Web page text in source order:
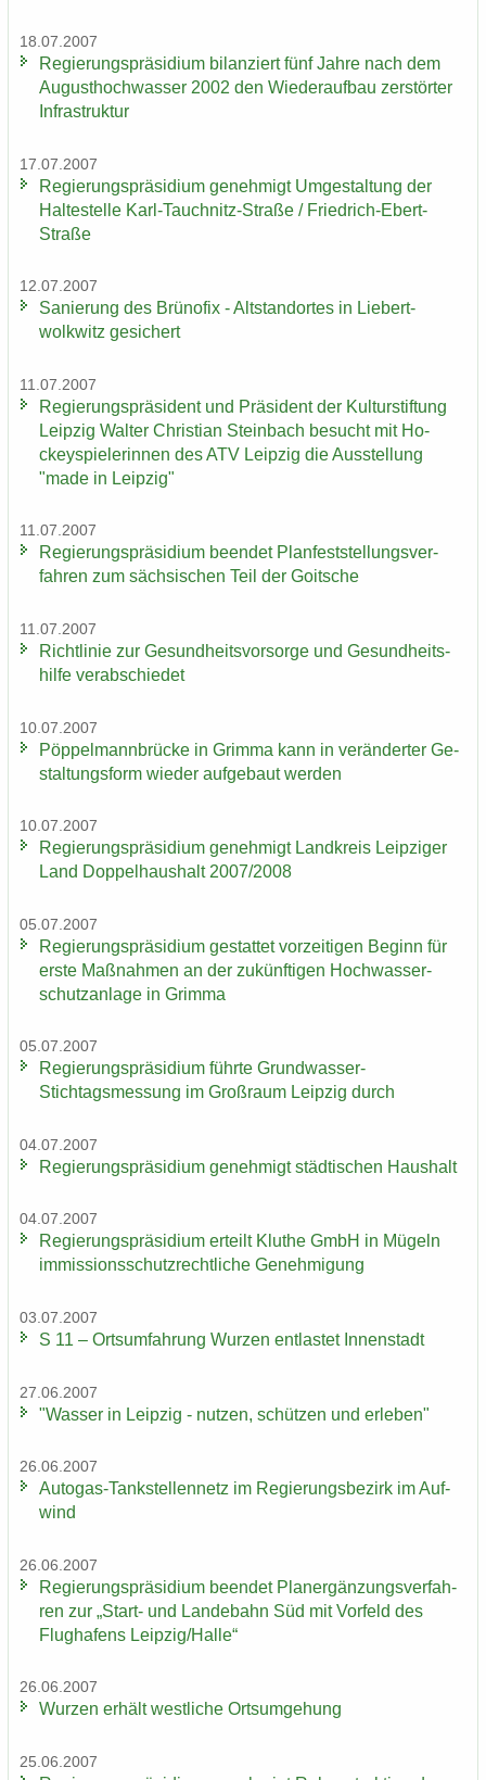
18.07.2007
Re­gie­rungs­prä­si­di­um bi­lan­ziert fünf Jahre nach dem
Au­gust­hoch­was­ser 2002 den Wie­der­auf­bau zer­stör­ter
In­fra­struk­tur
17.07.2007
Re­gie­rungs­prä­si­di­um ge­neh­migt Um­ge­stal­tung der
Hal­te­stel­le Karl-​Tauchnitz-Straße / Friedrich-​Ebert-
Straße
12.07.2007
Sa­nie­rung des Brü­no­fix - Alt­stand­or­tes in Lie­bert­
wolkwitz ge­si­chert
11.07.2007
Re­gie­rungs­prä­si­dent und Prä­si­dent der Kul­tur­stif­tung
Leip­zig Wal­ter Chris­ti­an Stein­bach be­sucht mit Ho­
ckey­spie­le­rin­nen des ATV Leip­zig die Aus­stel­lung
"made in Leip­zig"
11.07.2007
Re­gie­rungs­prä­si­di­um be­en­det Plan­fest­stel­lungs­ver­
fah­ren zum säch­si­schen Teil der Goit­sche
11.07.2007
Richt­li­nie zur Ge­sund­heits­vor­sor­ge und Ge­sund­heits­
hil­fe ver­ab­schie­det
10.07.2007
Pöp­pel­mann­brü­cke in Grim­ma kann in ver­än­der­ter Ge­
stal­tungs­form wie­der auf­ge­baut wer­den
10.07.2007
Re­gie­rungs­prä­si­di­um ge­neh­migt Land­kreis Leip­zi­ger
Land Dop­pel­haus­halt 2007/2008
05.07.2007
Re­gie­rungs­prä­si­di­um ge­stat­tet vor­zei­ti­gen Be­ginn für
erste Maß­nah­men an der zu­künf­ti­gen Hoch­was­ser­
schutz­an­la­ge in Grim­ma
05.07.2007
Re­gie­rungs­prä­si­di­um führ­te Grundwasser-​
Stichtagsmessung im Groß­raum Leip­zig durch
04.07.2007
Re­gie­rungs­prä­si­di­um ge­neh­migt städ­ti­schen Haus­halt
04.07.2007
Re­gie­rungs­prä­si­di­um er­teilt Klu­the GmbH in Mü­geln
im­mis­si­ons­schutz­recht­li­che Ge­neh­mi­gung
03.07.2007
S 11 – Orts­um­fah­rung Wur­zen ent­las­tet In­nen­stadt
27.06.2007
"Was­ser in Leip­zig - nut­zen, schüt­zen und er­le­ben"
26.06.2007
Autogas-​Tankstellennetz im Re­gie­rungs­be­zirk im Auf­
wind
26.06.2007
Re­gie­rungs­prä­si­di­um be­en­det Planer­gän­zungs­ver­fah­
ren zur „Start-​ und Lan­de­bahn Süd mit Vor­feld des
Flug­ha­fens Leip­zig/Halle“
26.06.2007
Wur­zen er­hält west­li­che Orts­um­ge­hung
25.06.2007